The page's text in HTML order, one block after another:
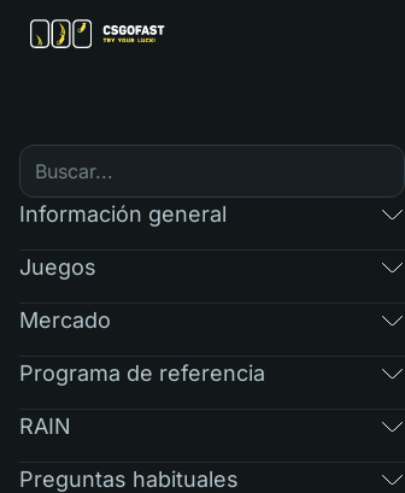
Información general
Juegos
Mercado
Programa de referencia
RAIN
Preguntas habituales